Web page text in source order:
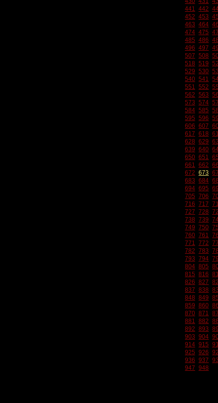
441 442
452 453
463 464
474 475
485 486
496 497
507 508
518 519
529 530
540 541
551 552
562 563
573 574
584 585
595 596
606 607
617 618
628 629
639 640
650 651
661 662
672 673
683 684
694 695
705 706
716 717
727 728
738 739
749 750
760 761
771 772
782 783
793 794
804 805
815 816
826 827
837 838
848 849
859 860
870 871
881 882
892 893
903 904
914 915
925 926
936 937
947 948